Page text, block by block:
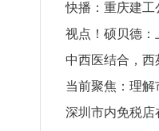
重机的辅助固定
快播：重庆建工
的墙面处理装置
视点！硕贝德：
981.11% 散热
147.51%
中西医结合，
助力患者重获健
当前聚焦：理
的影响机制？
深圳市内免税